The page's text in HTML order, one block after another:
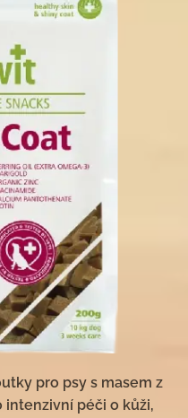
pro psy s masem z
péči o kůži,